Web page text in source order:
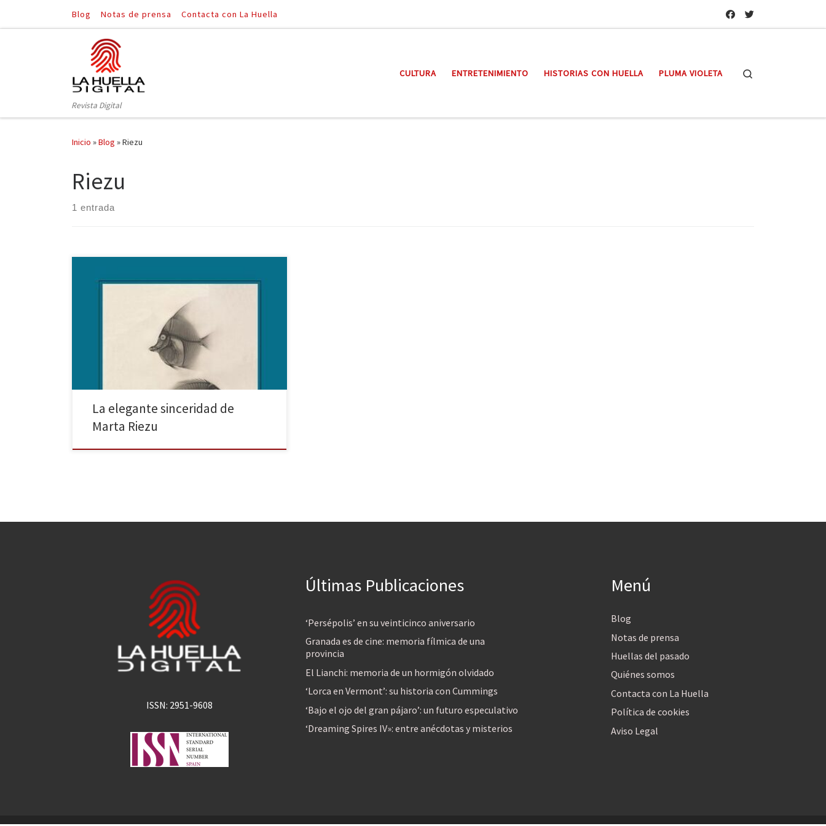
Saltar al contenido
Blog Notas de prensa Contacta con La Huella
Revista Digital
CULTURA ENTRETENIMIENTO HISTORIAS CON HUELLA PLUMA VIOLETA
Inicio »Blog »Riezu
Riezu
1 entrada
una librería y por azar descubrí el libro de Marta Riezu,
Agua y jabón: apuntes sobre elegancia involuntaria
(Torrenueva, 2021; reed. Anagrama, 2022). Estaba
encima de la mesa de destacados. Pero no era
ninguna casualidad: el librero lo […]
La elegante sinceridad de
Marta Riezu
ISSN: 2951-9608
Últimas Publicaciones
‘Persépolis’ en su veinticinco aniversario
Granada es de cine: memoria fílmica de una
provincia
El Lianchi: memoria de un hormigón olvidado
‘Lorca en Vermont’: su historia con Cummings
‘Bajo el ojo del gran pájaro’: un futuro especulativo
‘Dreaming Spires IV»: entre anécdotas y misterios
Menú
Blog
Notas de prensa
Huellas del pasado
Quiénes somos
Contacta con La Huella
Política de cookies
Aviso Legal